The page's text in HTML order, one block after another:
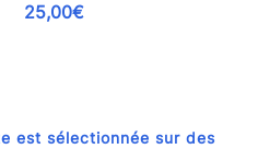
25,00€
est sélectionnée sur des